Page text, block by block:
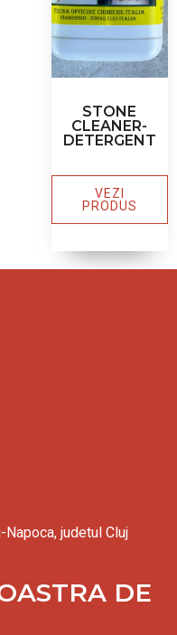
STONE
CLEANER-
DETERGENT
VEZI
PRODUS
Napoca, judetul Cluj
DE